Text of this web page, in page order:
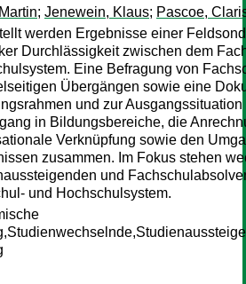
; Jenewein, Klaus; Pascoe,
werden Ergebnisse einer
Durchlässigkeit zwischen dem
Eine Befragung von
Übergängen sowie eine
und zur
in Bildungsbereiche, die
Verknüpfung sowie den
zusammen. Im Fokus stehen
und
und Hochschulsystem.